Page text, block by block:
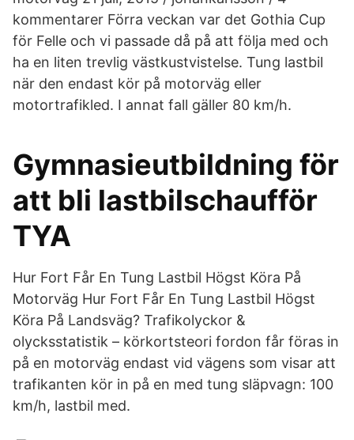
kommentarer Förra veckan var det Gothia Cup
för Felle och vi passade då på att följa med och
ha en liten trevlig västkustvistelse. Tung lastbil
när den endast kör på motorväg eller
motortrafikled. I annat fall gäller 80 km/h.
Gymnasieutbildning för
att bli lastbilschaufför
TYA
Hur Fort Får En Tung Lastbil Högst Köra På
Motorväg Hur Fort Får En Tung Lastbil Högst
Köra På Landsväg? Trafikolyckor &
olycksstatistik – körkortsteori fordon får föras in
på en motorväg endast vid vägens som visar att
trafikanten kör in på en med tung släpvagn: 100
km/h, lastbil med.